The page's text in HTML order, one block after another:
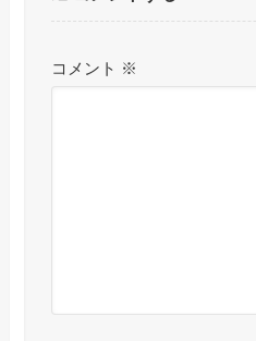
コメント ※